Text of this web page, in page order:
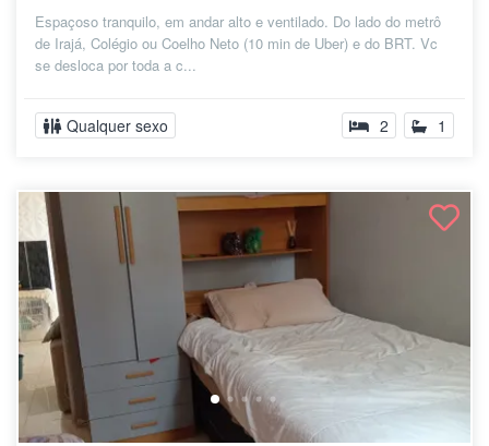
Espaçoso tranquilo, em andar alto e ventilado. Do lado do metrô
de Irajá, Colégio ou Coelho Neto (10 min de Uber) e do BRT. Vc
se desloca por toda a c...
Qualquer sexo 2 1